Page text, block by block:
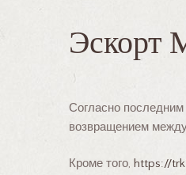
Эскорт
Согласно
возвращением
Кроме того, https://